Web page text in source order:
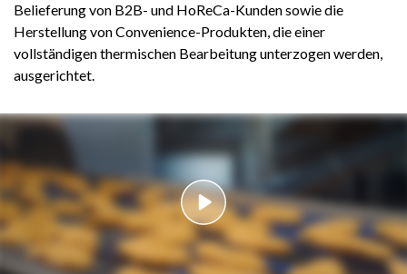
Belieferung von B2B- und HoReCa-Kunden sowie die
Herstellung von Convenience-Produkten, die einer
vollständigen thermischen Bearbeitung unterzogen werden,
ausgerichtet.